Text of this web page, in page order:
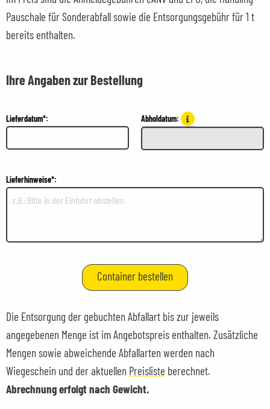
Pauschale für Sonderabfall sowie die Entsorgungsgebühr für 1 t
bereits enthalten.
Ihre Angaben zur Bestellung
Lieferdatum*: Abholdatum:
Lieferhinweise*:
Die Entsorgung der gebuchten Abfallart bis zur jeweils
angegebenen Menge ist im Angebotspreis enthalten. Zusätzliche
Mengen sowie abweichende Abfallarten werden nach
Wiegeschein und der aktuellen Preisliste berechnet.
Abrechnung erfolgt nach Gewicht.